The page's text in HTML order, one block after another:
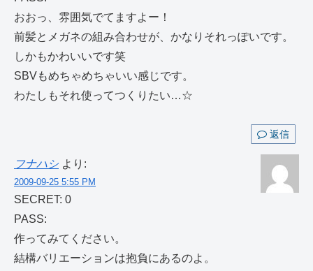
おおっ、雰囲気でてますよー！
前髪とメガネの組み合わせが、かなりそれっぽいです。
しかもかわいいです笑
SBVもめちゃめちゃいい感じです。
わたしもそれ使ってつくりたい…☆
返信
フナハシ より:
2009-09-25 5:55 PM
SECRET: 0
PASS:
作ってみてください。
結構バリエーションは抱負にあるのよ。